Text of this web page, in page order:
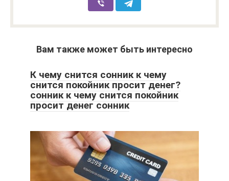
Вам также может быть интересно
К чему снится сонник к чему
снится покойник просит денег?
сонник к чему снится покойник
просит денег сонник